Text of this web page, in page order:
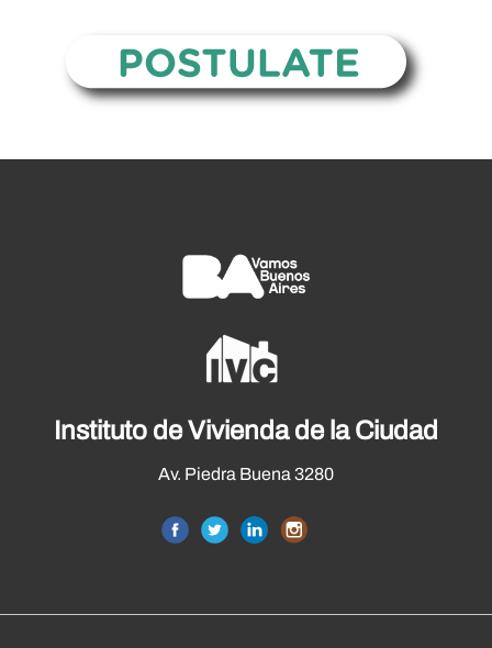
Instituto de Vivienda de la Ciudad
Av. Piedra Buena 3280